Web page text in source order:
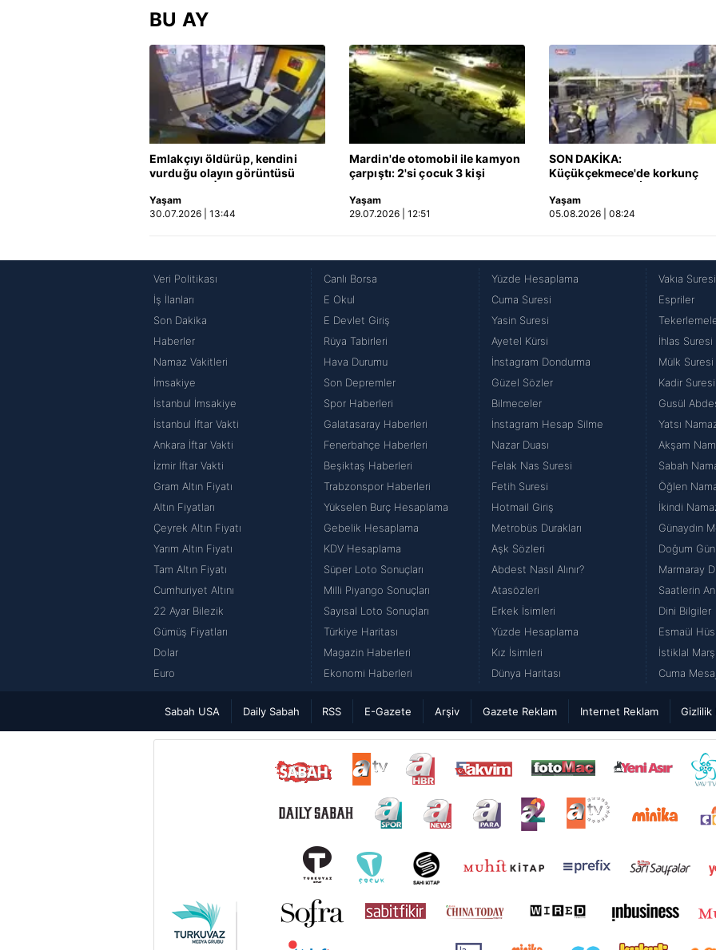
BU AY
Emlakçıyı öldürüp, kendini
vurduğu olayın görüntüsü
Yaşam
30.07.2026 | 13:44
Mardin'de otomobil ile kamyon
çarpıştı: 2'si çocuk 3 kişi
kamerada
Yaşam
29.07.2026 | 12:51
SON DAKİKA:
Küçükçekmece'de korkunç
otobüsüne çarptı: 3 kişi
hayatını kaybetti | Video
Yaşam
05.08.2026 | 08:24
Veri Politikası
İş İlanları
Son Dakika
Haberler
Namaz Vakitleri
İmsakiye
İstanbul İmsakiye
İstanbul İftar Vakti
Ankara İftar Vakti
İzmir İftar Vakti
Gram Altın Fiyatı
Altın Fiyatları
Çeyrek Altın Fiyatı
Yarım Altın Fiyatı
Tam Altın Fiyatı
Cumhuriyet Altını
22 Ayar Bilezik
Gümüş Fiyatları
Dolar
Euro
Canlı Borsa
E Okul
E Devlet Giriş
Rüya Tabirleri
Hava Durumu
Son Depremler
Spor Haberleri
Galatasaray Haberleri
Fenerbahçe Haberleri
Beşiktaş Haberleri
Trabzonspor Haberleri
Yükselen Burç Hesaplama
Gebelik Hesaplama
KDV Hesaplama
Süper Loto Sonuçları
Milli Piyango Sonuçları
Sayısal Loto Sonuçları
Türkiye Haritası
Magazin Haberleri
Ekonomi Haberleri
Yüzde Hesaplama
Cuma Suresi
Yasin Suresi
Ayetel Kürsi
İnstagram Dondurma
Güzel Sözler
Bilmeceler
İnstagram Hesap Silme
Nazar Duası
Felak Nas Suresi
Fetih Suresi
Hotmail Giriş
Metrobüs Durakları
Aşk Sözleri
Abdest Nasıl Alınır?
Atasözleri
Erkek İsimleri
Yüzde Hesaplama
Kız İsimleri
Dünya Haritası
Vakıa Suresi
Espriler
İhlas Suresi
Mülk Suresi
Kadir Suresi
Gusül
Yatsı
Akşam
Sabah
Öğlen
İkindi
Günaydın
Doğum
Marmaray
Saatlerin
Dini Bilgiler
Esmaül
İstiklal Marşı
Cuma
Sabah USA Daily Sabah RSS E-Gazete Arşiv Gazete Reklam Internet Reklam Gizlilik